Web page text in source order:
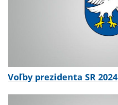
Voľby prezidenta SR 2024